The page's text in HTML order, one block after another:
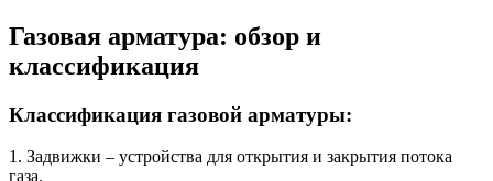
Газовая арматура: обзор и
классификация
Классификация газовой арматуры:
1. Задвижки – устройства для открытия и закрытия потока
газа.